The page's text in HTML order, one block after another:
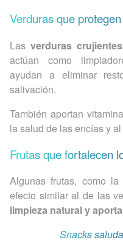
Verduras que
Las verduras crujientes
actúan como
ayudan a eliminar
salivación.
También aportan
la salud de las encías y
Frutas que fortalecen
Algunas frutas, como
efecto similar al de las
limpieza natural y
Snacks